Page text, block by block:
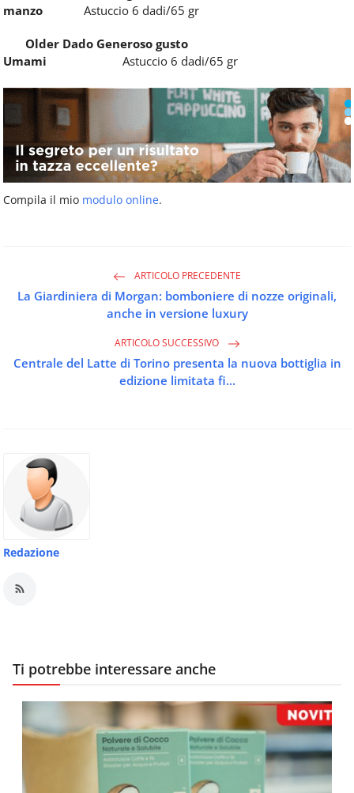
manzo Astuccio 6 dadi/65 gr
Older Dado Generoso gusto
Umami Astuccio 6 dadi/65 gr
Compila il mio modulo online.
ARTICOLO PRECEDENTE
La Giardiniera di Morgan: bomboniere di nozze originali,
anche in versione luxury
ARTICOLO SUCCESSIVO
Centrale del Latte di Torino presenta la nuova bottiglia in
edizione limitata fi...
Redazione
Ti potrebbe interessare anche